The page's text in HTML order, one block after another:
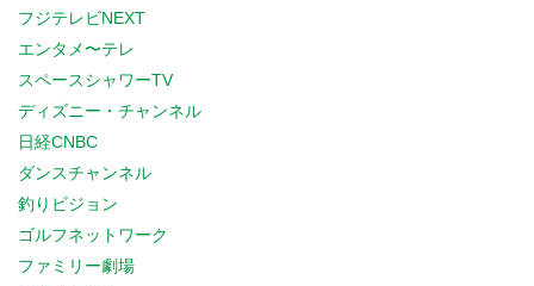
フジテレビNEXT
エンタメ〜テレ
スペースシャワーTV
ディズニー・チャンネル
日経CNBC
ダンスチャンネル
釣りビジョン
ゴルフネットワーク
ファミリー劇場